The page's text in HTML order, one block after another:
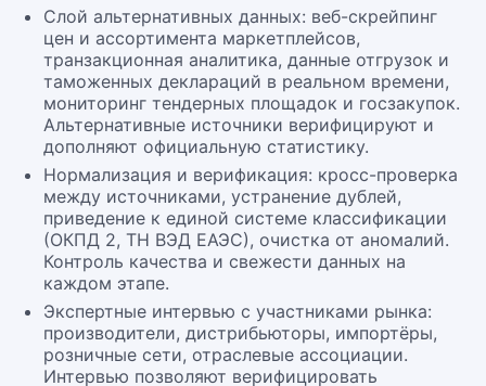
Слой альтернативных данных: веб-скрейпинг
цен и ассортимента маркетплейсов,
транзакционная аналитика, данные отгрузок и
таможенных деклараций в реальном времени,
мониторинг тендерных площадок и госзакупок.
Альтернативные источники верифицируют и
дополняют официальную статистику.
Нормализация и верификация: кросс-проверка
между источниками, устранение дублей,
приведение к единой системе классификации
(ОКПД 2, ТН ВЭД ЕАЭС), очистка от аномалий.
Контроль качества и свежести данных на
каждом этапе.
Экспертные интервью с участниками рынка:
производители, дистрибьюторы, импортёры,
розничные сети, отраслевые ассоциации.
Интервью позволяют верифицировать